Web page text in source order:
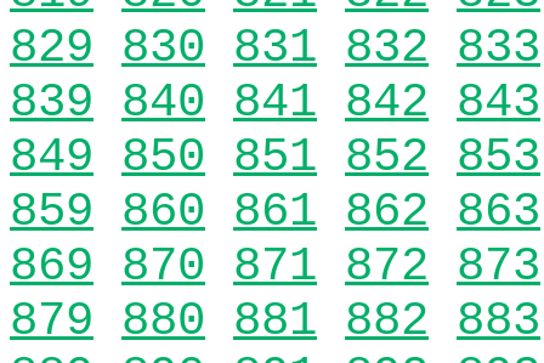
829 830 831 832 833
839 840 841 842 843
849 850 851 852 853
859 860 861 862 863
869 870 871 872 873
879 880 881 882 883